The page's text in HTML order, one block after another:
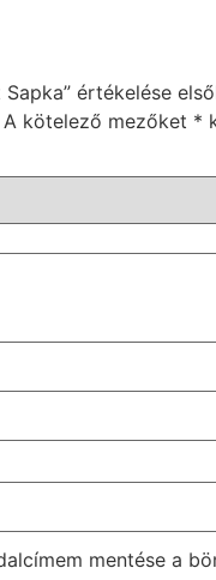
értékelése
A kötelező mezőket *
mentése a